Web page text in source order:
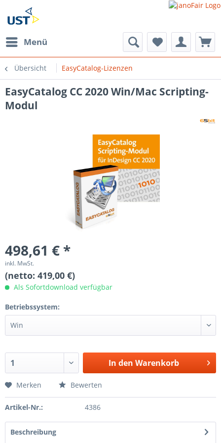
Menü
Übersicht EasyCatalog-Lizenzen
EasyCatalog CC 2020 Win/Mac Scripting-
Modul
498,61 € *
inkl. MwSt.
(netto: 419,00 €)
Als Sofortdownload verfügbar
Betriebssystem:
In den Warenkorb
Merken Bewerten
Artikel-Nr.: 4386
Beschreibung